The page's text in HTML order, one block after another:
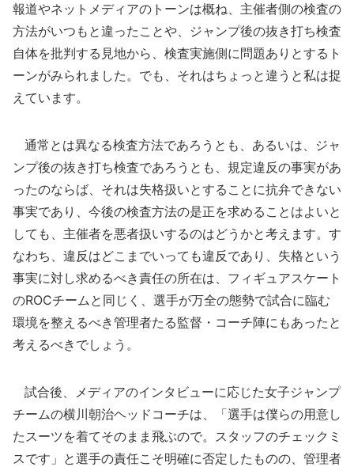
報道やネットメディアのトーンは概ね、主催者側の検査の
方法がいつもと違ったことや、ジャンプ後の抜き打ち検査
自体を批判する見地から、検査実施側に問題ありとするト
ーンがみられました。でも、それはちょっと違うと私は捉
えています。
通常とは異なる検査方法であろうとも、あるいは、ジャ
ンプ後の抜き打ち検査であろうとも、規定違反の事実があ
ったのならば、それは失格扱いとすることに抗弁できない
事実であり、今後の検査方法の是正を求めることはよいと
しても、主催者を悪者扱いするのはどうかと考えます。す
なわち、違反はどこまでいっても違反であり、失格という
事実に対し求めるべき責任の所在は、フィギュアスケート
のROCチームと同じく、選手が万全の態勢で試合に臨む
環境を整えるべき管理者たる監督・コーチ陣にもあったと
考えるべきでしょう。
試合後、メディアのインタビューに応じた女子ジャンプ
チームの横川朝治ヘッドコーチは、「選手は僕らの用意し
たスーツを着てそのまま飛ぶので。スタッフのチェックミ
スです」と選手の責任こそ明確に否定したものの、管理者